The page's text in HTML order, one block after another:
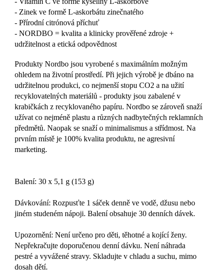
- Zinek ve formě L-askorbátu zinečnatého
- Přírodní citrónová příchuť
- NORDBO = kvalita a klinicky prověřené zdroje +
udržitelnost a etická odpovědnost
Produkty Nordbo jsou vyrobené s maximálním možným
ohledem na životní prostředí. Při jejich výrobě je dbáno na
udržitelnou produkci, co nejmenší stopu CO2 a na užití
recyklovatelných materiálů - produkty jsou zabalené v
krabičkách z recyklovaného papíru. Nordbo se zároveň snaží
užívat co nejméně plastu a různých nadbytečných reklamních
předmětů. Naopak se snaží o minimalismus a střídmost. Na
prvním místě je 100% kvalita produktu, ne agresivní
marketing.
Balení: 30 x 5,1 g (153 g)
Dávkování: Rozpusťte 1 sáček denně ve vodě, džusu nebo
jiném studeném nápoji. Balení obsahuje 30 denních dávek.
Upozornění: Není určeno pro děti, těhotné a kojící ženy.
Nepřekračujte doporučenou denní dávku. Není náhrada
pestré a vyvážené stravy. Skladujte v chladu a suchu, mimo
dosah dětí.